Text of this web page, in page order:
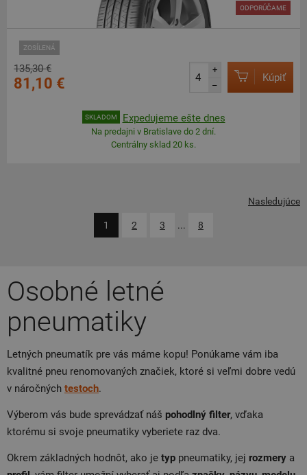
ZOSÍLENÁ
ODPORÚČAME
135,30 €
81,10 €
+
–
Kúpiť
SKLADOM Expedujeme ešte dnes
Na predajni v Bratislave do 2 dní.
Centrálny sklad 20 ks.
1 2 3 ... 8
Nasledujúce
Osobné letné
pneumatiky
Letných pneumatík pre vás máme kopu! Ponúkame vám iba
kvalitné pneu renomovaných značiek, ktoré si veľmi dobre vedú
v náročných testoch.
Výberom vás bude sprevádzať náš pohodlný filter, vďaka
ktorému si svoje pneumatiky vyberiete raz dva.
Okrem základných hodnôt, ako je typ pneumatiky, jej rozmery a